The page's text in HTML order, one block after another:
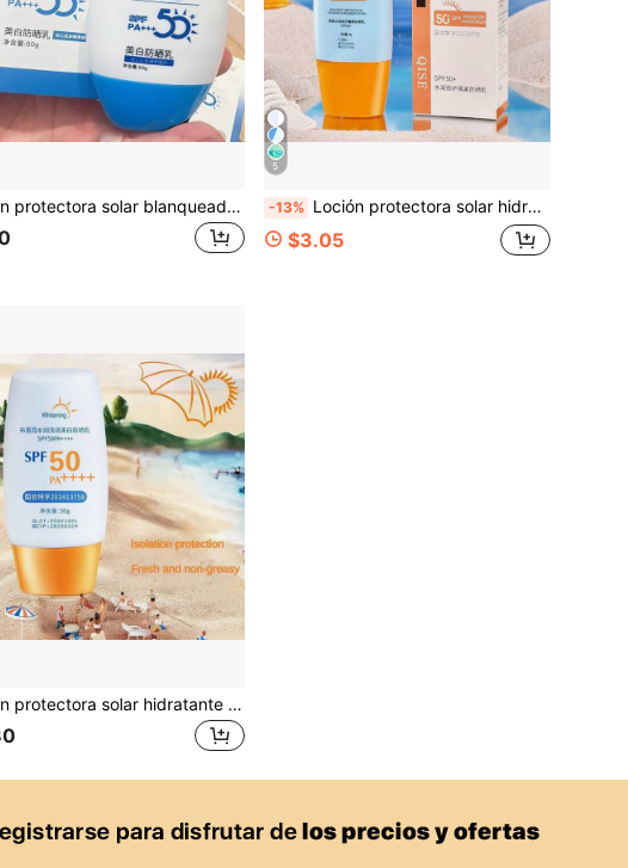
Loción protectora solar blanqueadora, refrescante, no grasa, hidratante, previene el bronceado, las quemaduras solares, protector solar facial, FPS50 PA+++
5
-13% Loción protectora solar hidratante, no grasosa, hidratante, protector solar facial SPF50 PA+++, protege contra los rayos UV
$3.05
Loción protectora solar hidratante y luminosa SPF50 PA+++, no grasosa, hidratante, protege contra los rayos UV, protector solar facial
1